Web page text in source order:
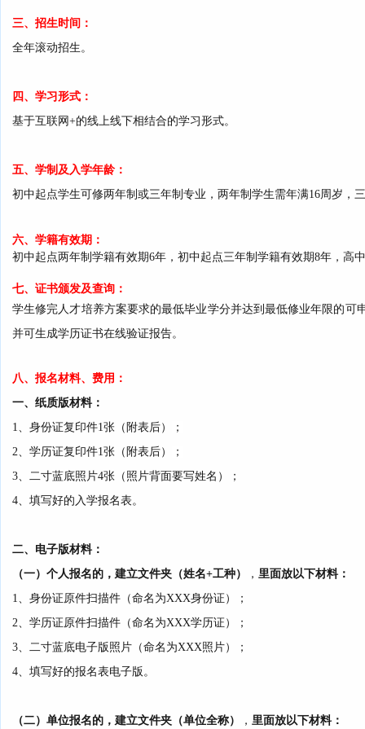
三、招生时间：
全年滚动招生。
四、学习形式：
基于互联网+的线上线下相结合的学习形式。
五、学制及入学年龄：
初中起点学生可修两年制或三年制专业，两年制学生需年满16周岁，
六、学籍有效期 ：
初中起点两年制学籍有效期6年，初中起点三年制学籍有效期8年，高
七、证书颁发及查询 ：
学生修完人才培养方案要求的最低毕业学分并达到最低修业年限的
并可生成学历证书在线验证报告。
八、 报名材料、费用 ：
一、纸质版材料：
1、身份证复印件1张（附表后）
；
2、学历证复印件1张（附表后）
；
3、二寸蓝底照片4张（照片背面要写姓名）；
4、填写好的入学报名表。
二、电子版材料：
（一）个人报名的，建立文件夹（姓名+工种）
， 里面放以下材料：
1、身份证原件扫描件（命名为XXX身份证）；
2、学历证原件扫描件（命名为XXX学历证）；
3、二寸蓝底电子版照片（命名为XXX照片）；
4、填写好的报名表电子版。
（二）单位报名的，建立文件夹（单位全称） ， 里面放以下材料：